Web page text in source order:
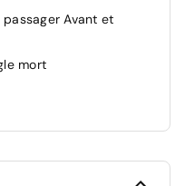
passager Avant et
mort